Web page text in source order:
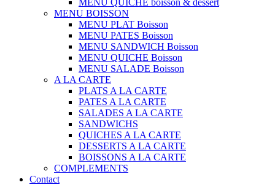
MENU QUICHE boisson & dessert
MENU BOISSON
MENU PLAT Boisson
MENU PATES Boisson
MENU SANDWICH Boisson
MENU QUICHE Boisson
MENU SALADE Boisson
A LA CARTE
PLATS A LA CARTE
PATES A LA CARTE
SALADES A LA CARTE
SANDWICHS
QUICHES A LA CARTE
DESSERTS A LA CARTE
BOISSONS A LA CARTE
COMPLEMENTS
Contact